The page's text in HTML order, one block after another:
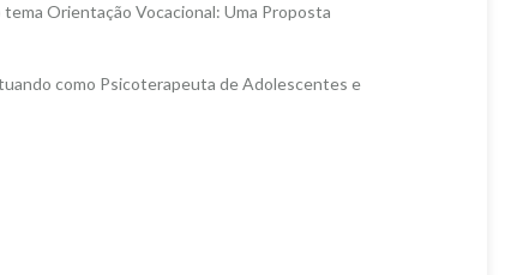
Orientação Vocacional: Uma Proposta
como Psicoterapeuta de Adolescentes e